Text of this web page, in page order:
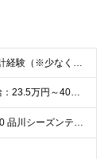
■Linux／Unix環境の構築・設計経験（※少なくとも操作に抵抗のない方） ■ネットワークに関する基礎知識 └TCP/IP、ルーティングなど（Layer2・Layer3） ■主要プロトコル・サーバ
年収：470万円～800万円 月給：23.5万円～40万円（月給＝基本給） ※残業代は全額支給します ※試用期間3ヵ月あり。期間中、給与・待遇などに差異はありません
【本社】東京都港区港南1-2-70 品川シーズンテラス24F ・転勤の可能性：なし ※屋内禁煙（屋内：加熱式たばこ専用喫煙室設置／屋外：喫煙専用スペースあり）